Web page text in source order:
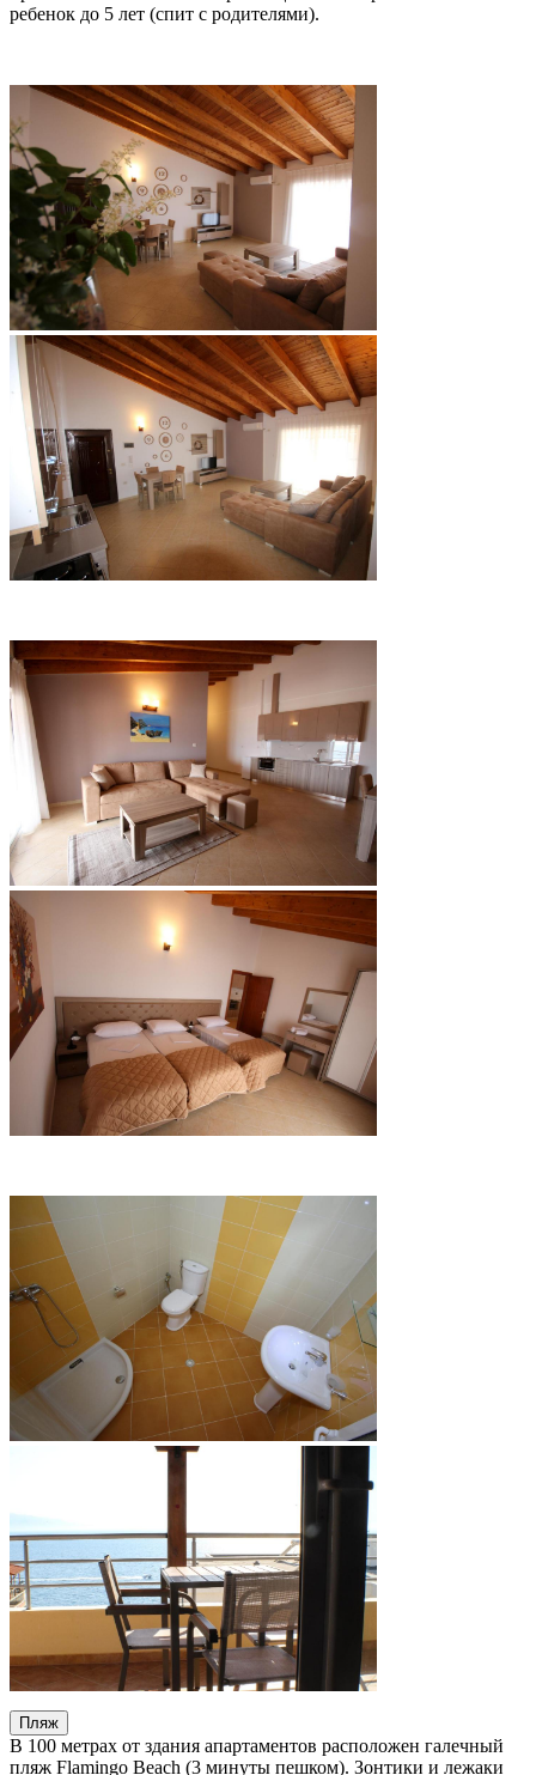
ребенок до 5 лет (спит с родителями).
Пляж
В 100 метрах от здания апартаментов расположен галечный
пляж Flamingo Beach (3 минуты пешком). Зонтики и лежаки